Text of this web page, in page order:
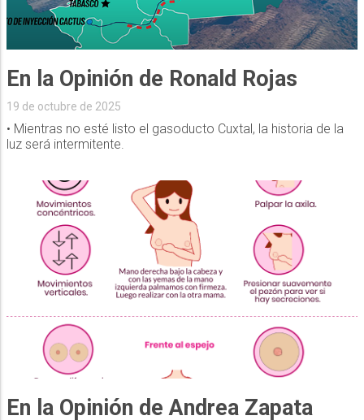
En la Opinión de Ronald Rojas
19 de octubre de 2025
• Mientras no esté listo el gasoducto Cuxtal, la historia de la
luz será intermitente.
En la Opinión de Andrea Zapata